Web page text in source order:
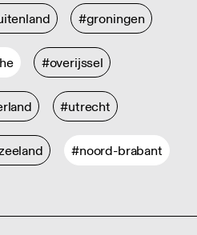
#groningen
#overijssel
#utrecht
#noord-brabant